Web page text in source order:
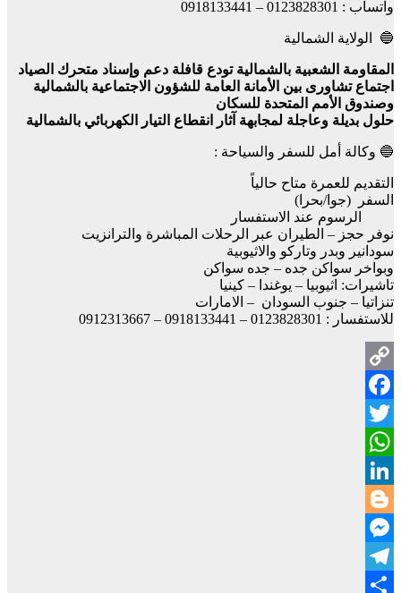
واتساب : 0123828301 – 0918133441
🔵 الولاية الشمالية
المقاومة الشعبية بالشمالية تودع قافلة دعم وإسناد متحرك الصياد
اجتماع تشاورى بين الأمانة العامة للشؤون الاجتماعية بالشمالية
وصندوق الأمم المتحدة للسكان
حلول بديلة وعاجلة لمجابهة آثار انقطاع التيار الكهربائي بالشمالية
🔵 وكالة أمل للسفر والسياحة :
التقديم للعمرة متاح حالياً
السفر (جوا/بحرا)
الرسوم عند الاستفسار
نوفر حجز – الطيران عبر الرحلات المباشرة والترانزيت
سودانير وبدر وتاركو والاثيوبية
وبواخر سواكن جده – جده سواكن
تاشيرات: اثيوبيا – يوغندا – كينيا
تنزاتيا – جنوب السودان – الامارات
للاستفسار : 0123828301 – 0918133441 – 0912313667
Copy
Link
Facebook
Twitter
WhatsApp
LinkedIn
Blogger
Messenger
Telegram